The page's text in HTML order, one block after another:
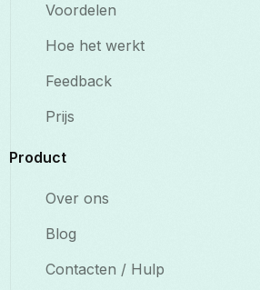
Voordelen
Hoe het werkt
Feedback
Prijs
Product
Over ons
Blog
Contacten / Hulp